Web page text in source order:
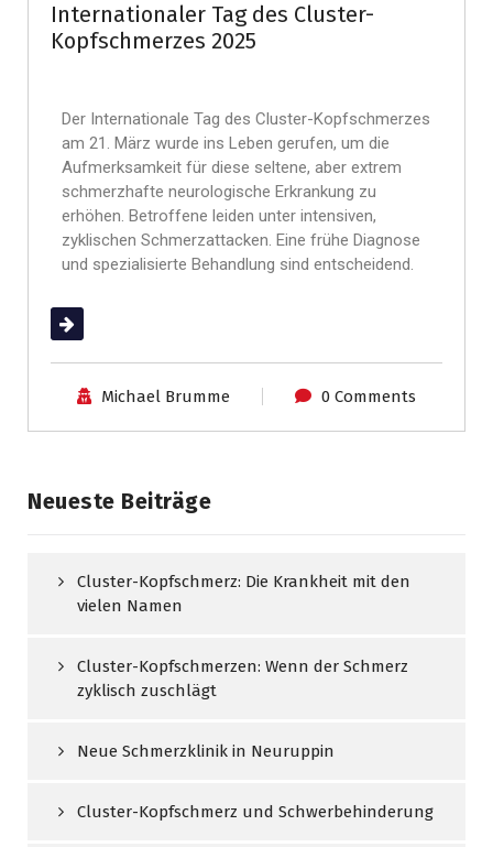
Internationaler Tag des Cluster-
Kopfschmerzes 2025
Der Internationale Tag des Cluster-Kopfschmerzes
am 21. März wurde ins Leben gerufen, um die
Aufmerksamkeit für diese seltene, aber extrem
schmerzhafte neurologische Erkrankung zu
erhöhen. Betroffene leiden unter intensiven,
zyklischen Schmerzattacken. Eine frühe Diagnose
und spezialisierte Behandlung sind entscheidend.
(mehr …)
Michael Brumme 0 Comments
Neueste Beiträge
Cluster-Kopfschmerz: Die Krankheit mit den
vielen Namen
Cluster-Kopfschmerzen: Wenn der Schmerz
zyklisch zuschlägt
Neue Schmerzklinik in Neuruppin
Cluster-Kopfschmerz und Schwerbehinderung